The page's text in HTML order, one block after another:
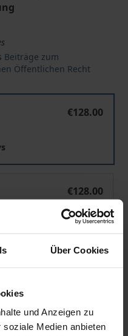
Über Cookies
und Anzeigen zu
Medien anbieten
Beiträge zum
Öffentlichen Recht
€128.00
€128.00
the delivery address, VAT
Cart